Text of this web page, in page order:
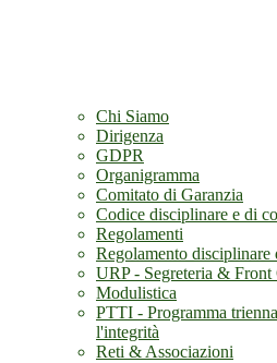
Chi Siamo
Dirigenza
GDPR
Organigramma
Comitato di Garanzia
Codice disciplinare e di
Regolamenti
Regolamento disciplinare
URP - Segreteria &
Modulistica
PTTI - Programma
l'integrità
Reti & Associazioni